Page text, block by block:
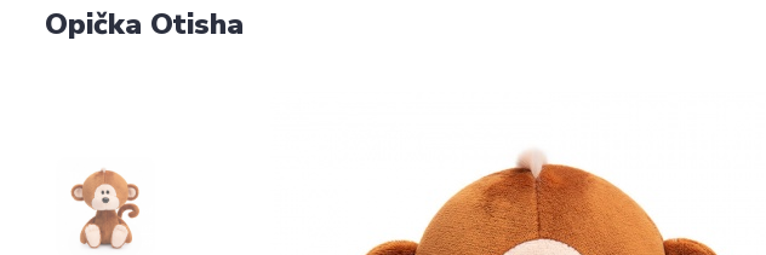
Opička Otisha